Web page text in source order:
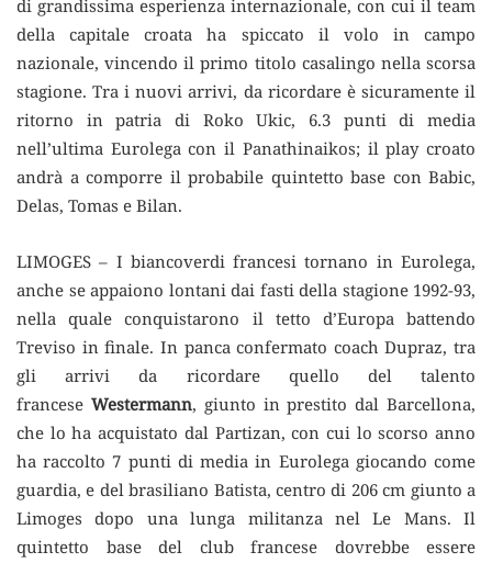
di grandissima esperienza internazionale, con cui il team
della capitale croata ha spiccato il volo in campo
nazionale, vincendo il primo titolo casalingo nella scorsa
stagione. Tra i nuovi arrivi, da ricordare è sicuramente il
ritorno in patria di Roko Ukic, 6.3 punti di media
nell’ultima Eurolega con il Panathinaikos; il play croato
andrà a comporre il probabile quintetto base con Babic,
Delas, Tomas e Bilan.
LIMOGES – I biancoverdi francesi tornano in Eurolega,
anche se appaiono lontani dai fasti della stagione 1992-93,
nella quale conquistarono il tetto d’Europa battendo
Treviso in finale. In panca confermato coach Dupraz, tra
gli arrivi da ricordare quello del talento
francese Westermann, giunto in prestito dal Barcellona,
che lo ha acquistato dal Partizan, con cui lo scorso anno
ha raccolto 7 punti di media in Eurolega giocando come
guardia, e del brasiliano Batista, centro di 206 cm giunto a
Limoges dopo una lunga militanza nel Le Mans. Il
quintetto base del club francese dovrebbe essere